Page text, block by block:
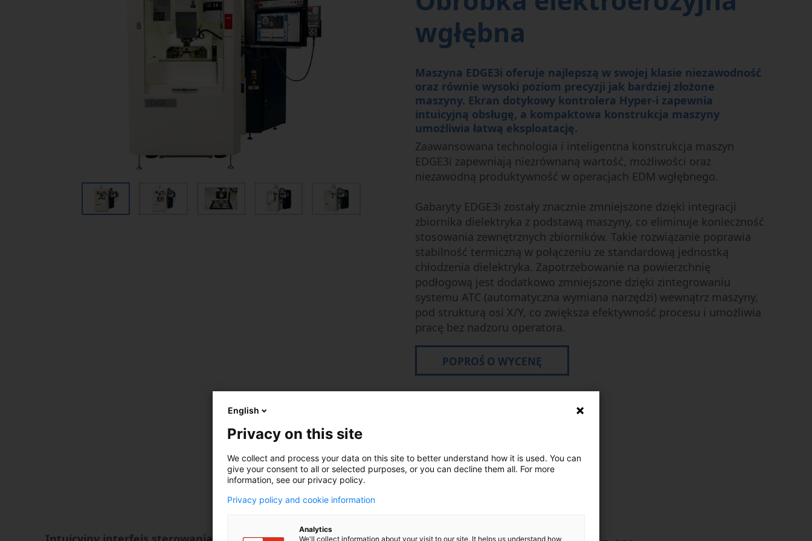
Obróbka elektroerozyjna
Obróbka elektroerozyjna
Centra obróbki grafitu
Mikroobróbka Semi-Conductor
wgłębna
Maszyna EDGE3i oferuje najlepszą w swojej klasie niezawodność
oraz równie wysoki poziom precyzji jak bardziej złożone
maszyny. Ekran dotykowy kontrolera Hyper-i zapewnia
intuicyjną obsługę, a kompaktowa konstrukcja maszyny
umożliwia łatwą eksploatację.
Zaawansowana technologia i inteligentna konstrukcja maszyn
EDGE3i zapewniają niezrównaną wartość, możliwości oraz
niezawodną produktywność w operacjach EDM wgłębnego.
Gabaryty EDGE3i zostały znacznie zmniejszone dzięki integracji
zbiornika dielektryka z podstawą maszyny, co eliminuje konieczność
stosowania zewnętrznych zbiorników. Takie rozwiązanie poprawia
stabilność termiczną w połączeniu ze standardową jednostką
chłodzenia dielektryka. Zapotrzebowanie na powierzchnię
podłogową jest dodatkowo zmniejszone dzięki zintegrowaniu
systemu ATC (automatyczna wymiana narzędzi) wewnątrz maszyny,
pod strukturą osi X/Y, co zwiększa efektywność procesu i umożliwia
pracę bez nadzoru operatora.
POPROŚ O WYCENĘ
Dane techniczne
English
Privacy on this site
We collect and process your data on this site to better understand how it is used. You can
give your consent to all or selected purposes, or you can decline them all. For more
information, see our privacy policy.
Privacy policy and cookie information
Analytics
We'll collect information about your visit to our site. It helps us understand how